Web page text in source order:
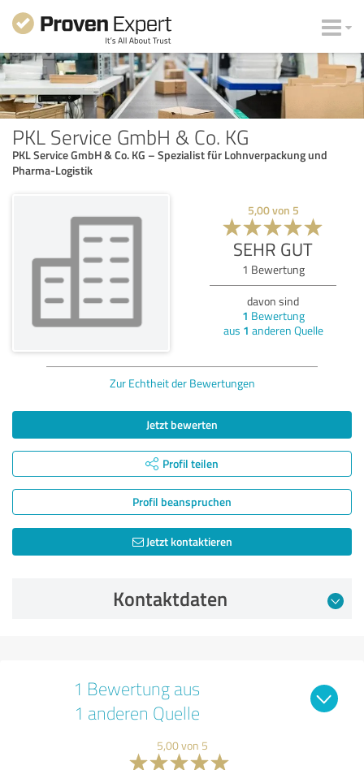
PKL Service GmbH & Co. KG
PKL Service GmbH & Co. KG – Spezialist für Lohnverpackung und
Pharma-Logistik
5,00von 5
SEHR GUT
1 Bewertung
davon sind
1 Bewertung
aus 1 anderen Quelle
Zur Echtheit der Bewertungen
Jetzt bewerten
Profil teilen
Profil beanspruchen
Jetzt kontaktieren
Kontaktdaten
1 Bewertung aus
1 anderen Quelle
5,00 von 5